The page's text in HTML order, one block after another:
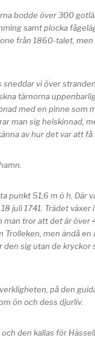
bodde över 300
samt plocka
från 1860-talet, men
vi över
tärnorna
med en pinne som
man sig helskinnad,
av hur det var att få
punkt 51,6 m ö h. Där
juli 1741. Trädet växer
man tror att det är över
Trolleken, men ändå en
den sig utan de kryckor
på den
ön och dess djurliv.
den kallas för